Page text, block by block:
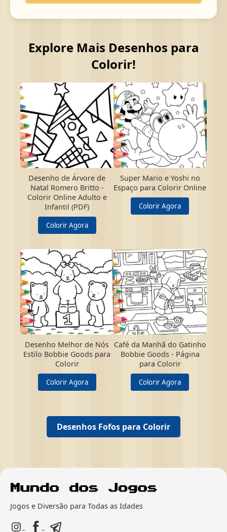
Explore Mais Desenhos para
Colorir!
Desenho de Árvore de
Natal Romero Britto -
Colorir Online Adulto e
Infantil (PDF)
Colorir Agora
Super Mario e Yoshi no
Espaço para Colorir Online
Colorir Agora
Desenho Melhor de Nós
Estilo Bobbie Goods para
Colorir
Colorir Agora
Café da Manhã do Gatinho
Bobbie Goods - Página
para Colorir
Colorir Agora
Desenhos Fofos para Colorir
Jogos e Diversão para Todas as Idades